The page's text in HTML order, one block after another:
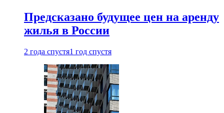
Предсказано будущее цен на аренду
жилья в России
2 года спустя1 год спустя